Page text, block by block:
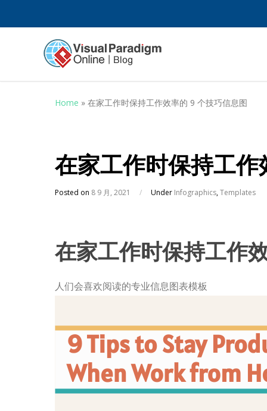
Home » 在家工作时保持工作效率的 9 个技巧信息图
在家工作时保持工
Posted on 8 9 月, 2021 / Under Infographics,Templates
在家工作时保持工作
人们会喜欢阅读的专业信息图表模板